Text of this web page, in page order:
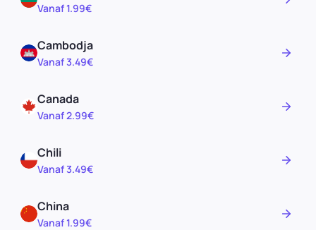
Vanaf 1.99€
Cambodja
Vanaf 3.49€
Canada
Vanaf 2.99€
Chili
Vanaf 3.49€
China
Vanaf 1.99€